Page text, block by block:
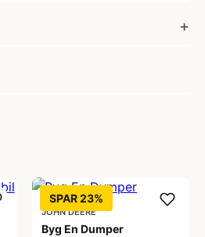
SPAR 23%
JOHN DEERE
Byg En Dumper